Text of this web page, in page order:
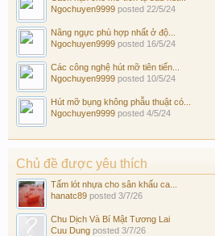
Ngochuyen9999 posted 22/5/24
Nâng ngực phù hợp nhất ở độ...
Ngochuyen9999 posted 16/5/24
Các công nghệ hút mỡ tiên tiến...
Ngochuyen9999 posted 10/5/24
Hút mỡ bụng không phẫu thuật có...
Ngochuyen9999 posted 4/5/24
Chủ đề được yêu thích
Tấm lót nhựa cho sân khấu ca...
hanatc89 posted 3/7/26
Chu Dịch Và Bí Mật Tương Lai
Cuu Dung posted 3/7/26